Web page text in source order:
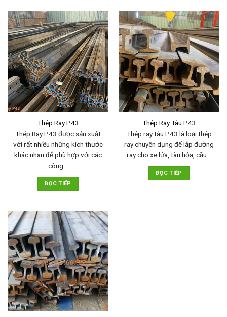
Thép Ray P43
Thép Ray P43 được sản xuất
với rất nhiều những kích thước
khác nhau để phù hợp với các
công…
ĐỌC TIẾP
Thép Ray Tàu P43
Thép ray tàu P43 là loại thép
ray chuyên dụng để lắp đường
ray cho xe lửa, tàu hỏa, cầu…
ĐỌC TIẾP